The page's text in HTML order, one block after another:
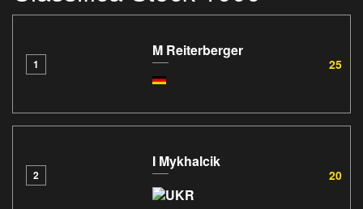
1
M Reiterberger
25
2
I Mykhalcik
20